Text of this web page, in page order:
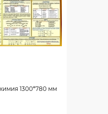
1300*780 мм